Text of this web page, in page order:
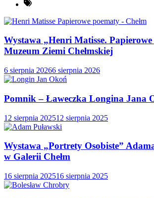
Wystawa „Henri Matisse.
Muzeum Ziemi Chełmskiej
6 sierpnia 20266 sierpnia 2026
Pomnik – Ławeczka Longina Jana
12 sierpnia 202512 sierpnia 2025
Wystawa „Portrety Osobiste”
w Galerii Chełm
16 sierpnia 202516 sierpnia 2025